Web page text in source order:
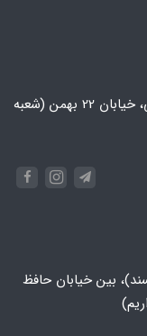
تهران، پونک، خیابان ایران زمین جنوبی، خیابان 22 بهمن (شعبه
بین خیابان حافظ